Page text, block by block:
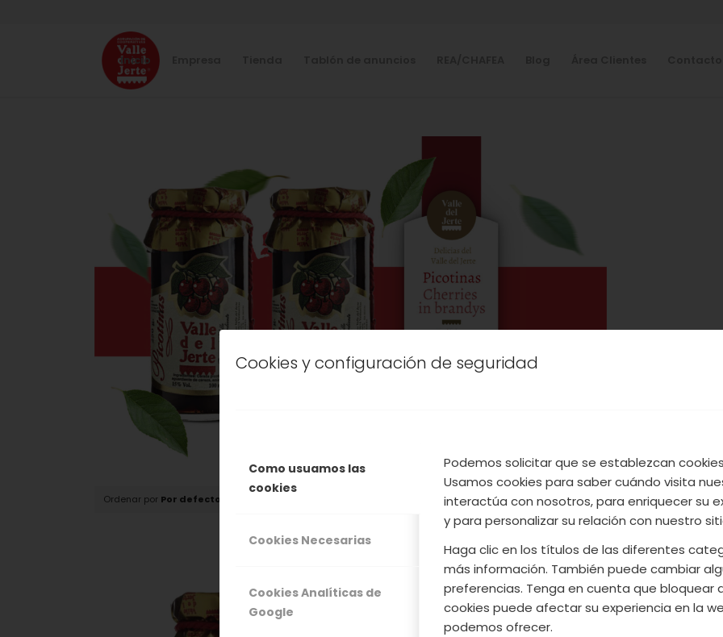
Cookies y configuración de seguridad
Como usuamos las
cookies
Cookies Necesarias
Cookies Analíticas de
Google
Podemos solicitar que se establezcan
Usamos cookies para saber cuándo visita
interactúa con nosotros, para enriquecer su
y para personalizar su relación con nuestro
Haga clic en los títulos de las diferentes
más información. También puede cambiar
preferencias. Tenga en cuenta que bloquear
cookies puede afectar su experiencia en la
podemos ofrecer.
Inicio
Ordenar por Por defecto